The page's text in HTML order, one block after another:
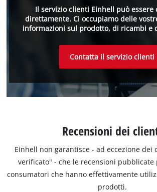
Il servizio clienti Einhell può essere
direttamente. Ci occupiamo delle
informazioni sul prodotto, di ricambi e
Contatta il servizio clienti
Recensioni dei
Einhell non garantisce - ad eccezione dei
verificato" - che le recensioni pubblicate
consumatori che hanno effettivamente
prodotti.